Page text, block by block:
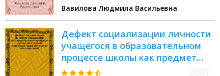
Вавилова Людмила Васильевна
Дефект социализации личности
учащегося в образовательном
процессе школы как предмет
социально-педагогического